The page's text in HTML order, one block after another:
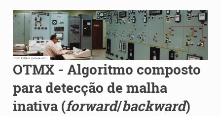
OTMX - Algoritmo composto
para detecção de malha
inativa (forward/backward)